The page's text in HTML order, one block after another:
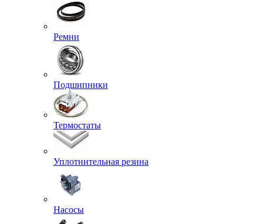
Ремни
Подшипники
Термостаты
Уплотнительная резина
Насосы